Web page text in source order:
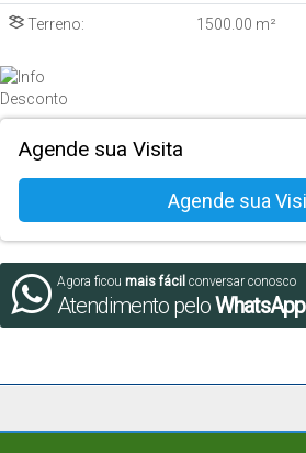
Terreno: 1500.00 m²
Agende sua Visita
Agora ficou mais fácil conversar conosco
Atendimento peloWhatsApp